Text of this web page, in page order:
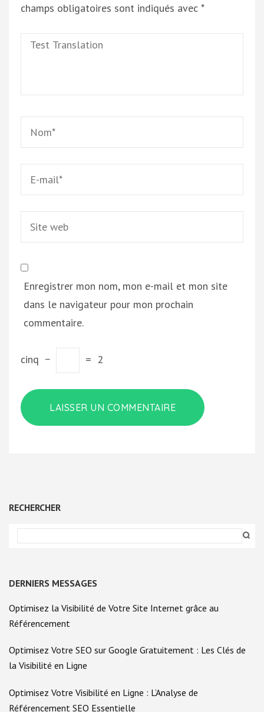
champs obligatoires sont indiqués avec *
Test
Enregistrer mon nom, mon e-mail et mon site
dans le navigateur pour mon prochain
commentaire.
cinq − = 2
RECHERCHER
DERNIERS MESSAGES
Optimisez la Visibilité de Votre Site Internet grâce au
Référencement
Optimisez Votre SEO sur Google Gratuitement : Les Clés de
la Visibilité en Ligne
Optimisez Votre Visibilité en Ligne : L’Analyse de
Référencement SEO Essentielle